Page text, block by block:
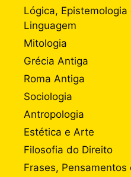
Lógica,
Linguagem
Mitologia
Grécia Antiga
Roma Antiga
Sociologia
Antropologia
Estética e Arte
Filosofia do Direito
Frases, Pensamentos